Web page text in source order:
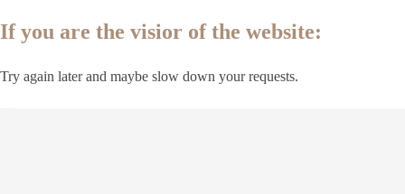
If you are the visior of the website:
Try again later and maybe slow down your requests.